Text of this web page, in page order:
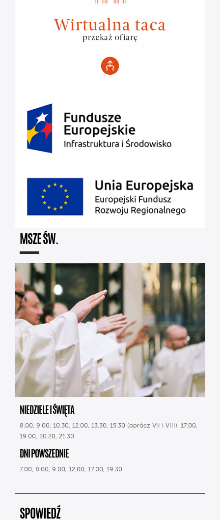
MSZE ŚW.
NIEDZIELE I ŚWIĘTA
8.00, 9.00, 10.30, 12.00, 13.30, 15.30 (oprócz VII i VIII), 17.00,
19.00, 20.20, 21.30
DNI POWSZEDNIE
7.00, 8.00, 9.00, 12.00, 17.00, 19.30
SPOWIEDŹ